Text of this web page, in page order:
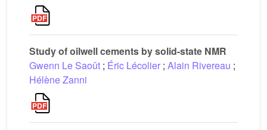
Study of oilwell cements by solid-state NMR
Gwenn Le Saoût ; Éric Lécolier ; Alain Rivereau ;
Hélène Zanni